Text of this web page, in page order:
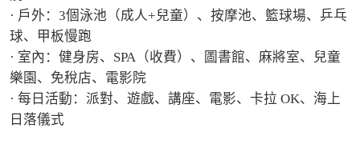
· 戶外：3個泳池（成人+兒童）、按摩池、籃球場、乒乓
球、甲板慢跑
· 室內：健身房、SPA（收費）、圖書館、麻將室、兒童
樂園、免稅店、電影院
· 每日活動：派對、遊戲、講座、電影、卡拉 OK、海上
日落儀式